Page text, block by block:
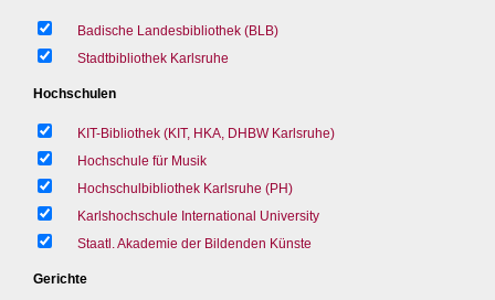
Badische Landesbibliothek (BLB)
Stadtbibliothek Karlsruhe
Hochschulen
KIT-Bibliothek (KIT, HKA, DHBW Karlsruhe)
Hochschule für Musik
Hochschulbibliothek Karlsruhe (PH)
Karlshochschule International University
Staatl. Akademie der Bildenden Künste
Gerichte